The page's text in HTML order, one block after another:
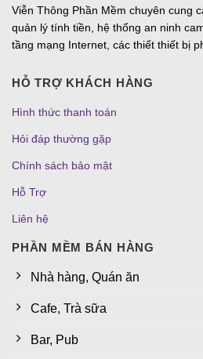
Viễn Thông Phần Mềm chuyên cung
quản lý tính tiền, hệ thống an ninh
tầng mạng Internet, các thiết thiết bị
HỖ TRỢ KHÁCH HÀNG
Hình thức thanh toán
Hỏi đáp thường gặp
Chính sách bảo mật
Hỗ Trợ
Liên hệ
PHẦN MỀM BÁN HÀNG
Nhà hàng, Quán ăn
Cafe, Trà sữa
Bar, Pub